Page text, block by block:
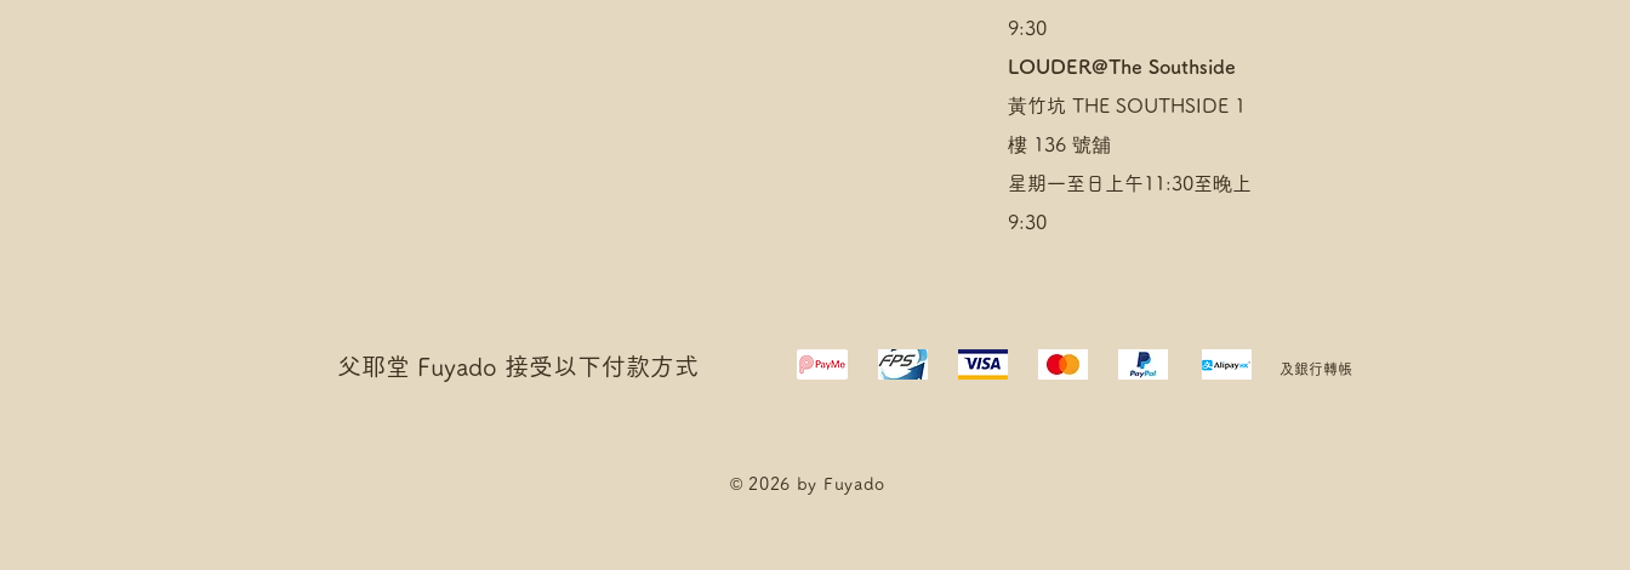
9:30
LOUDER@The Southside
黃竹坑 THE SOUTHSIDE 1
樓 136 號舖
星期一至日上午11:30至晚上
9:30
父耶堂 Fuyado 接受以下付款方式 及銀行轉帳
© 2026 by Fuyado